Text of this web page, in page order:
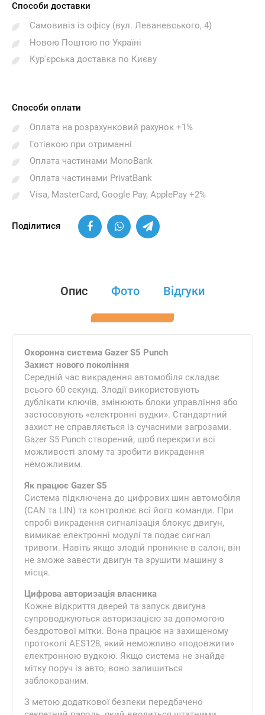
Способи доставки
Самовивіз із офісу (вул. Леваневського, 4)
Новою Поштою по Україні
Кур'єрська доставка по Києву
Способи оплати
Оплата на розрахунковий рахунок +1%
Готівкою при отриманні
Оплата частинами MonoBank
Оплата частинами PrivatBank
Visa, MasterCard, Google Pay, ApplePay +2%
Поділитися
Опис Фото Відгуки
Охоронна система Gazer S5 Punch
Захист нового покоління
Середній час викрадення автомобіля складає
всього 60 секунд. Злодії використовують
дублікати ключів, змінюють блоки управління або
застосовують «електронні вудки». Стандартний
захист не справляється із сучасними загрозами.
Gazer S5 Punch створений, щоб перекрити всі
можливості злому та зробити викрадення
неможливим.
Як працює Gazer S5
Система підключена до цифрових шин автомобіля
(CAN та LIN) та контролює всі його команди. При
спробі викрадення сигналізація блокує двигун,
вимикає електронні модулі та подає сигнал
тривоги. Навіть якщо злодій проникне в салон, він
не зможе завести двигун та зрушити машину з
місця.
Цифрова авторизація власника
Кожне відкриття дверей та запуск двигуна
супроводжуються авторизацією за допомогою
бездротової мітки. Вона працює на захищеному
протоколі AES128, який неможливо «подовжити»
електронною вудкою. Якщо система не знайде
мітку поруч із авто, воно залишиться
заблокованим.
З метою додаткової безпеки передбачено